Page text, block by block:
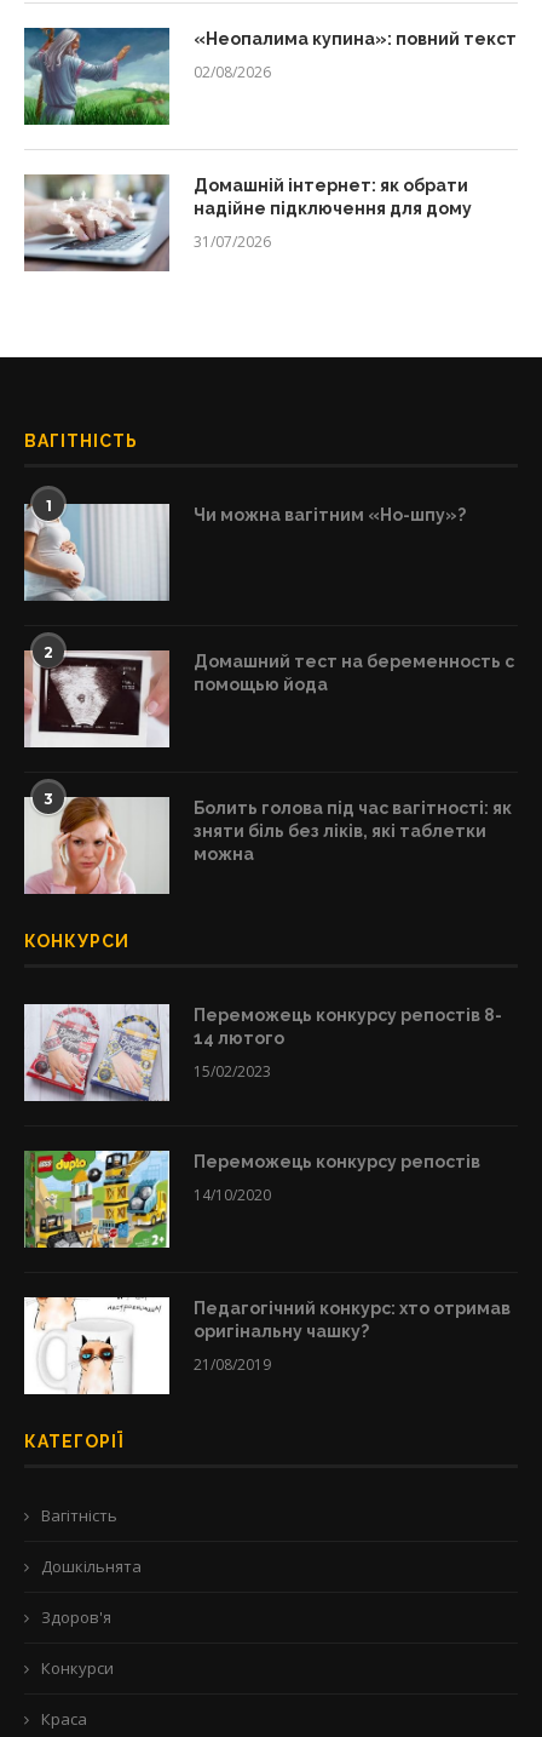
«Неопалима купина»: повний текст
02/08/2026
Домашній інтернет: як обрати
надійне підключення для дому
31/07/2026
ВАГІТНІСТЬ
1 Чи можна вагітним «Но-шпу»?
2
Домашний тест на беременность с
помощью йода
3
Болить голова під час вагітності: як
зняти біль без ліків, які таблетки
можна
КОНКУРСИ
Переможець конкурсу репостів 8-
14 лютого
15/02/2023
Переможець конкурсу репостів
14/10/2020
Педагогічний конкурс: хто отримав
оригінальну чашку?
21/08/2019
КАТЕГОРІЇ
Вагітність
Дошкільнята
Здоров'я
Конкурси
Краса